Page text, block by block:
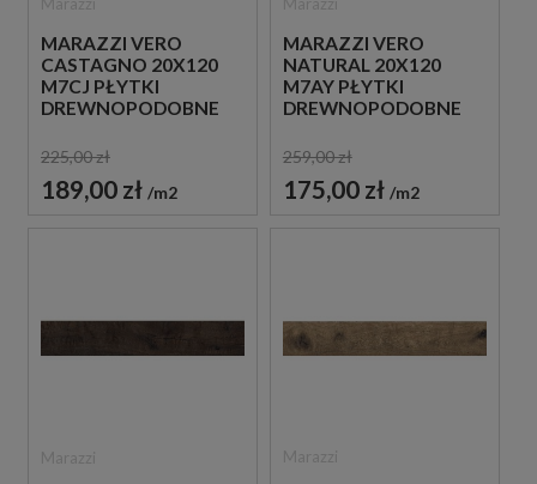
MARAZZI VERO
CASTAGNO 20X120
M7CJ PŁYTKI
DREWNOPODOBNE
225,00 zł
189,00 zł m2
MARAZZI VERO
NATURAL 20X120
M7AY PŁYTKI
DREWNOPODOBNE
259,00 zł
175,00 zł m2